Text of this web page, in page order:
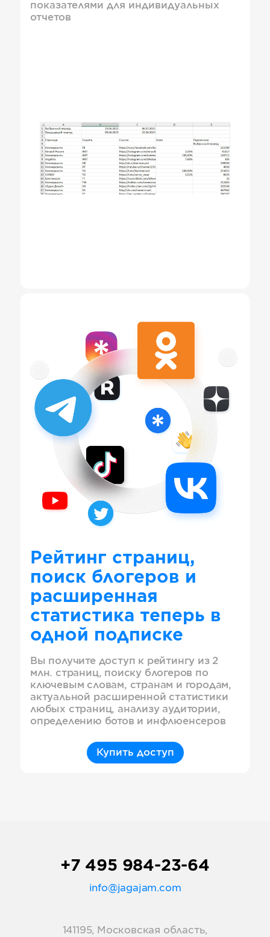
показателями для индивидуальных
отчетов
Рейтинг страниц,
поиск блогеров и
расширенная
статистика теперь в
одной подписке
Вы получите доступ к рейтингу из 2
млн. страниц, поиску блогеров по
ключевым словам, странам и городам,
актуальной расширенной статистики
любых страниц, анализу аудитории,
определению ботов и инфлюенсеров
Купить доступ
+7 495 984-23-64
info@jagajam.com
141195, Московская область,